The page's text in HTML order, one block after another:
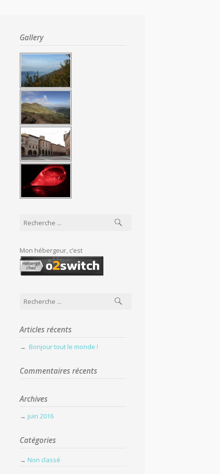
Gallery
Mon hébergeur, c’est
Articles récents
Bonjour tout le monde !
Commentaires récents
Archives
juin 2016
Catégories
Non classé